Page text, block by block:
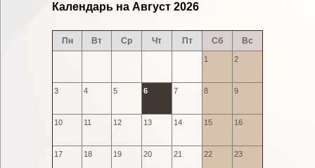
Календарь на Август 2026
Пн Вт Ср Чт Пт Сб Вс
1 2
3 4 5 6 7 8 9
10 11 12 13 14 15 16
17 18 19 20 21 22 23